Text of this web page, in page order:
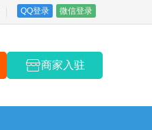
QQ登录 微信登录
商家入驻